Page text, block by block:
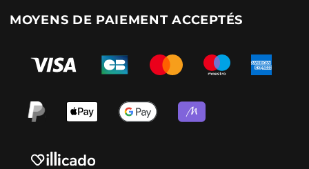
MOYENS DE PAIEMENT ACCEPTÉS